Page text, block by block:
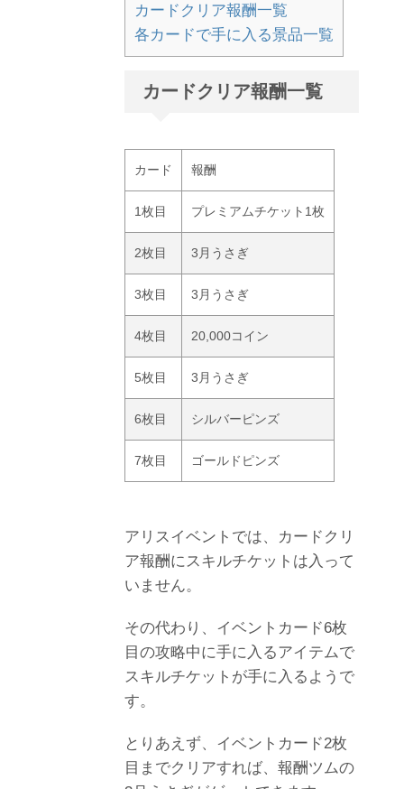
カードクリア報酬一覧
各カードで手に入る景品一覧
カードクリア報酬一覧
カード 報酬
1枚目 プレミアムチケット1枚
2枚目 3月うさぎ
3枚目 3月うさぎ
4枚目 20,000コイン
5枚目 3月うさぎ
6枚目 シルバーピンズ
7枚目 ゴールドピンズ
アリスイベントでは、カードクリ
ア報酬にスキルチケットは入って
いません。
その代わり、イベントカード6枚
目の攻略中に手に入るアイテムで
スキルチケットが手に入るようで
す。
とりあえず、イベントカード2枚
目までクリアすれば、報酬ツムの